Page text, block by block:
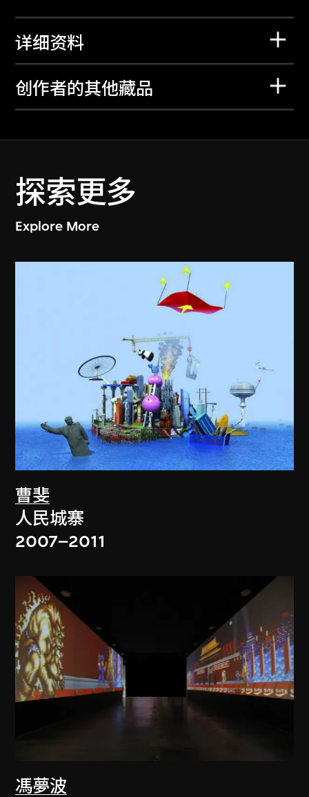
详细资料
创作者的其他藏品
探索更多
Explore More
曹斐
人民城寨
2007–2011
馮夢波